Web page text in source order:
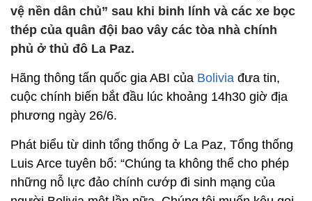
vệ nền dân chủ” sau khi binh lính và các xe bọc
thép của quân đội bao vây các tòa nhà chính
phủ ở thủ đô La Paz.
Hãng thông tấn quốc gia ABI của Bolivia đưa tin,
cuộc chính biến bắt đầu lúc khoảng 14h30 giờ địa
phương ngày 26/6.
Phát biểu từ dinh tổng thống ở La Paz, Tổng thống
Luis Arce tuyên bố: “Chúng ta không thể cho phép
những nỗ lực đảo chính cướp đi sinh mạng của